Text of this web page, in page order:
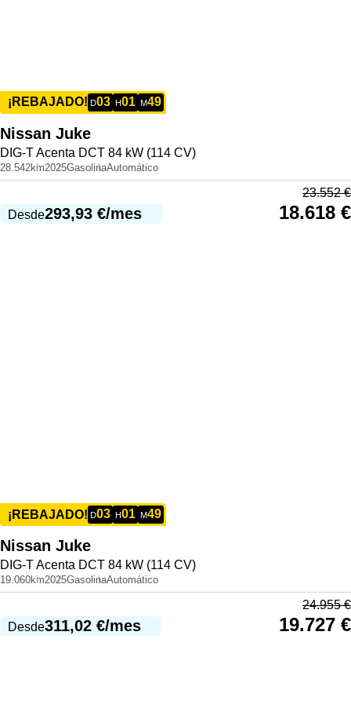
¡REBAJADO! D03 H01 M49
Nissan Juke
DIG-T Acenta DCT 84 kW (114 CV)
28.542km2025GasolinaAutomático
Desde293,93 €/mes
23.552€
18.618 €
¡REBAJADO! D03 H01 M49
Nissan Juke
DIG-T Acenta DCT 84 kW (114 CV)
19.060km2025GasolinaAutomático
Desde311,02 €/mes
24.955€
19.727 €